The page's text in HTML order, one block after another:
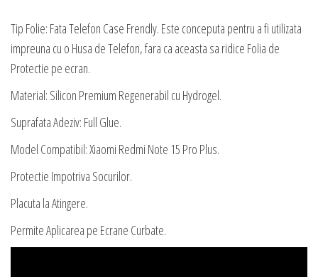
cu
Hydrogel
Tip Folie: Fata Telefon Case Frendly. Este conceputa pentru a fi utilizata
impreuna cu o Husa de Telefon, fara ca aceasta sa ridice Folia de
Protectie pe ecran.
Material: Silicon Premium Regenerabil cu Hydrogel.
Suprafata Adeziv: Full Glue.
Model Compatibil: Xiaomi Redmi Note 15 Pro Plus.
Protectie Impotriva Socurilor.
Placuta la Atingere.
Permite Aplicarea pe Ecrane Curbate.